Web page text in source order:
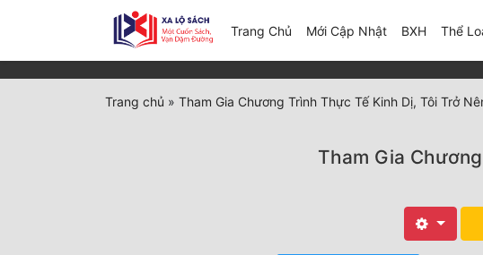
Trang Chủ Mới Cập Nhật(current)
BXH Thể
Trang chủ » Tham Gia Chương Trình Thực Tế Kinh Dị, Tôi Trở
Tham Gia